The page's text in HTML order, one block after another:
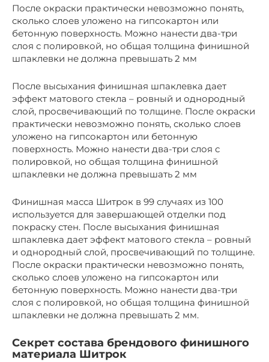
После окраски практически невозможно понять,
сколько слоев уложено на гипсокартон или
бетонную поверхность. Можно нанести два-три
слоя с полировкой, но общая толщина финишной
шпаклевки не должна превышать 2 мм
После высыхания финишная шпаклевка дает
эффект матового стекла – ровный и однородный
слой, просвечивающий по толщине. После окраски
практически невозможно понять, сколько слоев
уложено на гипсокартон или бетонную
поверхность. Можно нанести два-три слоя с
полировкой, но общая толщина финишной
шпаклевки не должна превышать 2 мм
Финишная масса Шитрок в 99 случаях из 100
используется для завершающей отделки под
покраску стен. После высыхания финишная
шпаклевка дает эффект матового стекла – ровный
и однородный слой, просвечивающий по толщине.
После окраски практически невозможно понять,
сколько слоев уложено на гипсокартон или
бетонную поверхность. Можно нанести два-три
слоя с полировкой, но общая толщина финишной
шпаклевки не должна превышать 2 мм.
Секрет состава брендового финишного
материала Шитрок